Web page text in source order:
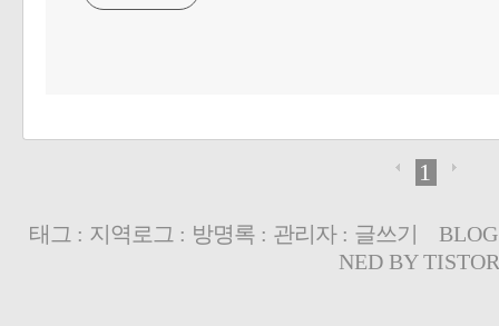
1
태그 : 지역로그 : 방명록: 관리자: 글쓰기
NED BY